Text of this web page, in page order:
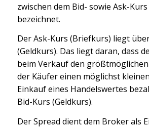
zwischen dem Bid- sowie Ask-
bezeichnet.
Der Ask-Kurs (Briefkurs) liegt
(Geldkurs). Das liegt daran, dass
beim Verkauf den
der Käufer einen möglichst
Einkauf eines Handelswertes
Bid-Kurs (Geldkurs).
Der Spread dient dem Broker als